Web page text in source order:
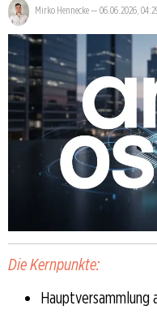
Mirko Hennecke— 06.06.2026,
Die Kernpunkte:
Hauptversammlung